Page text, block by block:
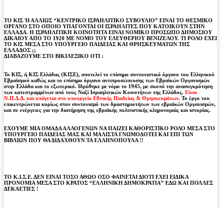
ΤΟ ΚΙΣ Ή ΑΛΛΙΩΣ “ΚΕΝΤΡΙΚΟ ΙΣΡΑΗΛΙΤΙΚΟ ΣΥΒΟΥΛΙΟ” ΕΙΝΑΙ ΤΟ ΘΕΣΜΙΚΟ
ΟΡΓΑΝΟ ΣΤΟ ΟΠΟΙΟ ΥΠΑΓΟΝΤΑΙ ΟΙ ΙΣΡΑΗΛΙΤΕΣ ΠΟΥ ΚΑΤΟΙΚΟΥΝ ΣΤΗΝ
ΕΛΛΑΔΑ. Η ΙΣΡΑΗΛΙΤΙΚΗ ΚΟΙΝΟΤΗΤΑ ΕΙΝΑΙ ΝΟΜΙΚΟ ΠΡΟΣΩΠΟ ΔΗΜΟΣΙΟΥ
ΔΙΚΑΙΟΥ ΑΠΟ ΤΟ 1920 ΜΕ ΝΟΜΟ ΤΟΥ ΕΛΕΥΘΕΡΙΟΥ ΒΕΝΙΖΕΛΟΥ. ΤΙ ΡΟΛΟ ΕΧΕΙ
ΤΟ ΚΙΣ ΜΕΣΑ ΣΤΟ ΥΠΟΥΡΓΕΙΟ ΠΑΙΔΕΙΑΣ ΚΑΙ ΘΡΗΣΚΕΥΜΑΤΩΝ ΤΗΣ
ΕΛΛΑΔΟΣ ;;
ΔΙΑΒΑΖΟΥΜΕ ΣΤΟ BIKIΛΕΞΙΚΟ OTI :
Το ΚΙΣ, ή ΚΙΣ Ελλάδας (ΚΙΣΕ), αποτελεί το επίσημο συντονιστικό όργανο του Ελληνικού
Εβραϊσμού καθώς και το επίσημο όργανο αντιπροσώπευσης των Εβραϊκών Οργανισμών
στην Ελλάδα και το εξωτερικό. Ιδρύθηκε με νόμο το 1945, με σκοπό την ανασυγκρότηση
των κατεστραμμένων από τους Ναζί Ισραηλιτικών Κοινοτήτων της Ελλάδος. Είναι
Ν.Π.Δ.Δ. και υπάγεται στο υπουργείο Εθνικής Παιδείας & Θρησκευμάτων. Το έργο του
επικεντρώνεται κυρίως στον συντονισμό των δραστηριοτήτων των εβραϊκών Οργανισμών,
και σε ενέργειες για την διατήρηση της εβραϊκής πολιτιστικής κληρονομιάς και ιστορίας.
ΕΧΟΥΜΕ ΜΙΑ ΟΜΑΔΑ ΑΛΛΟΓΕΝΩΝ ΝΑ ΠΑΙΖΕΙ ΚΑΘΟΡΙΣΤΙΚΟ ΡΟΛΟ ΜΕΣΑ ΣΤΟ
ΥΠΟΥΡΓΕΙΟ ΠΑΙΔΕΙΑΣ ΜΑΣ ΚΑΙ ΜΑΛΙΣΤΑ ΓΝΩΜΟΔΟΤΕΙ ΚΑΙ ΕΠΙ ΤΩΝ
ΒΙΒΛΙΩΝ ΠΟΥ ΘΑ ΔΙΔΑΧΘΟΥΝ ΤΑ ΕΛΛΗΝΟΠΟΥΛΑ !!
ΤΟ Κ.Ι.Σ.Ε. ΔΕΝ ΕΙΝΑΙ ΤΟΣΟ ΑΘΩΟ ΟΣΟ ΦΑΙΝΕΤΑΙ ΔΙΟΤΙ ΕΧΕΙ ΕΙΔΙΚΑ
ΠΡΟΝΟΜΙΑ ΜΕΣΑ ΣΤΟ ΚΡΑΤΟΣ “ΕΛΛΗΝΙΚΗ ΔΗΜΟΚΡΑΤΙΑ” ΕΔΩ ΚΑΙ ΠΟΛΛΕΣ
ΔΕΚΑΕΤΙΕΣ !